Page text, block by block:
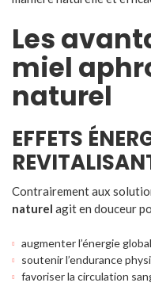
Les
miel
naturel
EFFETS
Contrairement aux
naturel agit en douceur
augmenter l’énergie
soutenir l’endurance
favoriser la circulation